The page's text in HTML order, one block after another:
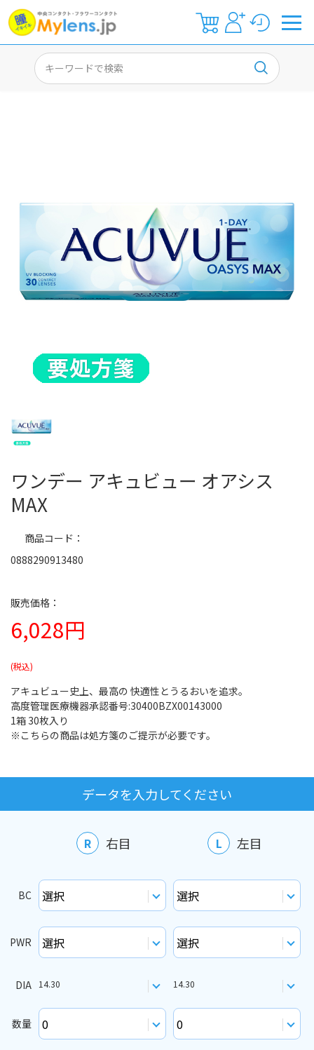
ワンデー アキュビュー オアシス
MAX
6,028円
商品コード
0888290913480
アキュビュー史上、最高の 快適性とうるおいを追求。
高度管理医療機器承認番号:30400BZX00143000
1箱 30枚入り
※こちらの商品は処方箋のご提示が必要です。
データを入力してください
R 右目 L 左目
BC
PWR
DIA 14.30 14.30
数量